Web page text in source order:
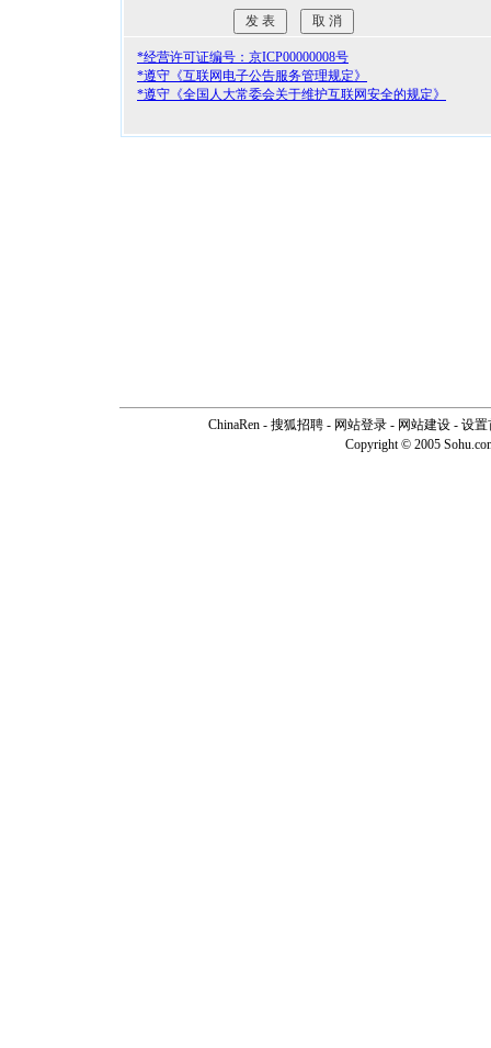
*经营许可证编号：京ICP00000008号
*遵守《互联网电子公告服务管理规定》
*遵守《全国人大常委会关于维护互联网安全的规定》
ChinaRen - 搜狐招聘 - 网站登录 - 网站建设 - 设置
Copyright © 2005